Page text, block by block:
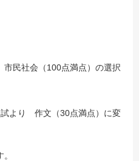
民社会（100点満点）の選択
より 作文（30点満点）に変